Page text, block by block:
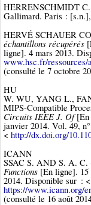
HERRENSCHMIDT C.
Gallimard. Paris :
HERVÉ SCHAUER
échantillons récupérés
ligne]. 4 mars 2013.
www.hsc.fr/ressources/
(consulté le 7 octobre
HU
W. WU, YANG L.,
MIPS-Compatible
Circuits IEEE J. Of[En
janvier 2014. Vol. 49,
< http://dx.doi.org/
ICANN
SSAC S. AND S. A. C.
Functions [En ligne]. 15
2014. Disponible sur : <
https://www.icann.org/
(consulté le 16 août